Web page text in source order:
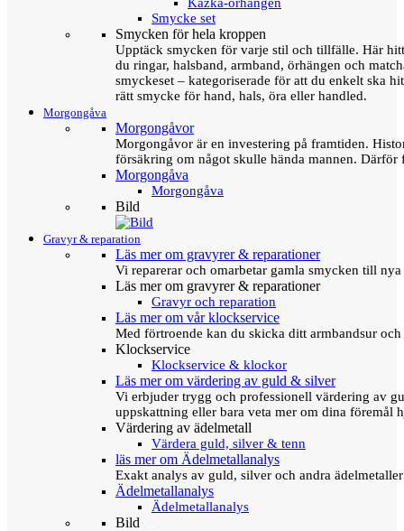
Smycke set
Smycken för hela kroppen
Upptäck smycken för varje stil och tillfälle. Här
du ringar, halsband, armband, örhängen och
smyckeset – kategoriserade för att du enkelt ska
rätt smycke för hand, hals, öra eller handled.
Morgongåva
Morgongåvor
Morgongåvor är en investering på framtiden.
försäkring om något skulle hända mannen.
Morgongåva
Morgongåva
Bild
Gravyr & reparation
Läs mer om gravyrer & reparationer
Vi reparerar och omarbetar gamla smycken till
Läs mer om gravyrer & reparationer
Gravyr och reparation
Läs mer om vår klockservice
Med förtroende kan du skicka ditt armbandsur
Klockservice
Klockservice & klockor
Läs mer om värdering av guld & silver
Vi erbjuder trygg och professionell värdering av
uppskattning eller bara veta mer om dina föremål
Värdering av ädelmetall
Värdera guld, silver & tenn
läs mer om Ädelmetallanalys
Exakt analys av guld, silver och andra
Ädelmetallanalys
Ädelmetallanalys
Bild